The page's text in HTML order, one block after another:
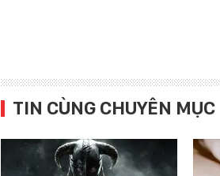
TIN CÙNG CHUYÊN MỤC